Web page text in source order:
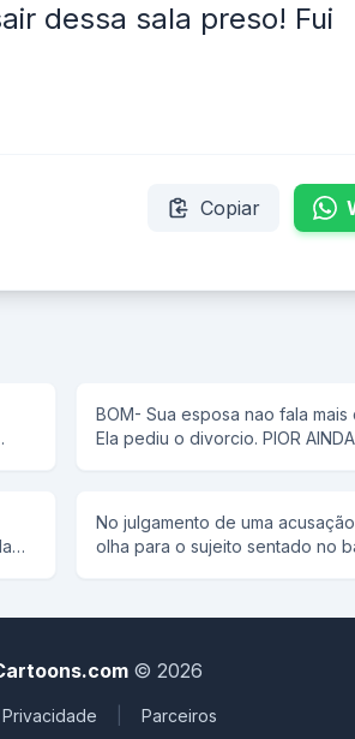
dessa sala preso! Fui
Copiar
BOM- Sua esposa nao fala mais com
Ela pediu o
No julgamento de uma
olha para o sujeito sentado no
analisa o rol de testemunhas,
não consta no rol de
doutor,responde o cara
© 2026
Parceiros